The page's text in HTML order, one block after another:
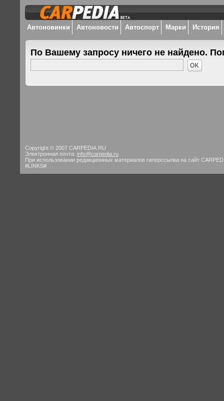
Автоновинки Автоновости Автоспорт Марки История
По Вашему запросу ничего не найдено.
Copyright © 2007 CARPEDIA.RU
Электронная почта: info@carpedia.ru
При использовании редакционных материалов гиперссылка на сайт
#LINKS#